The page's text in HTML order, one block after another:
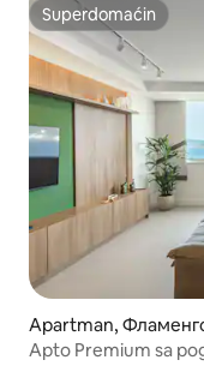
Superdomaćin
Superdomaćin
Apartman,
Apto Premium sa